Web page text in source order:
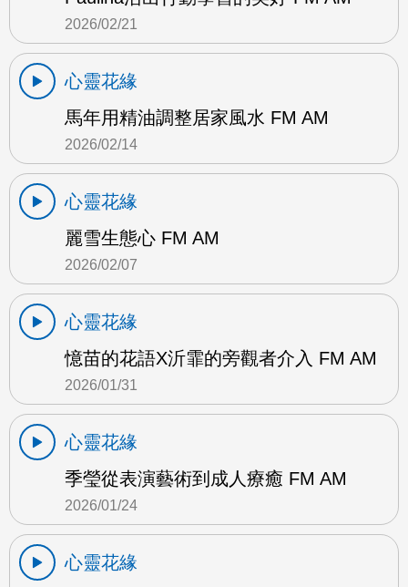
2026/02/21
心靈花緣
馬年用精油調整居家風水 FM AM
2026/02/14
心靈花緣
麗雪生態心 FM AM
2026/02/07
心靈花緣
憶苗的花語X沂霏的旁觀者介入 FM AM
2026/01/31
心靈花緣
季瑩從表演藝術到成人療癒 FM AM
2026/01/24
心靈花緣